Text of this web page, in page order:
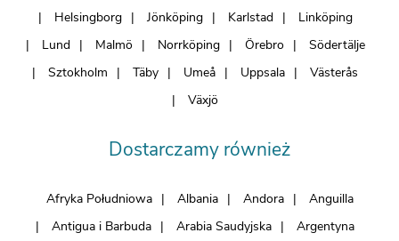
Helsingborg
Jönköping Karlstad
Linköping
Lund
Malmö Norrköping Örebro
Södertälje
Sztokholm
Täby Umeå Uppsala
Västerås
Växjö
Dostarczamy również
Afryka Południowa Albania Andora
Anguilla
Antigua i Barbuda
Arabia Saudyjska
Argentyna